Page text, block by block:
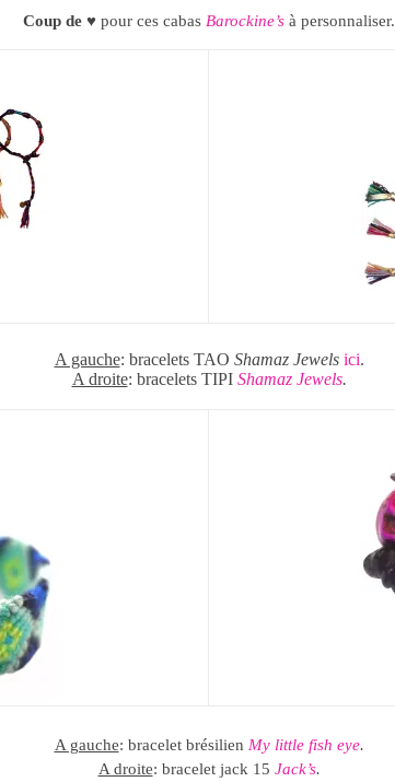
Coup de ♥ pour ces cabas Barockine’s à personnaliser.
A gauche: bracelets TAO Shamaz Jewels ici.
A droite: bracelets TIPI Shamaz Jewels.
A gauche: bracelet brésilien My little fish eye.
A droite: bracelet jack 15 Jack’s.